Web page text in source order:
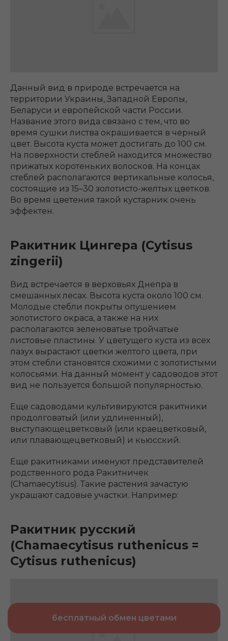
Данный вид в природе встречается на
территории Украины, Западной Европы,
Беларуси и европейской части России.
Название этого вида связано с тем, что во
время сушки листва окрашивается в черный
цвет. Высота куста может достигать до 100 см.
На поверхности стеблей находится множество
прижатых коротеньких волосков. На концах
стеблей располагаются вертикальные колосья,
состоящие из 15–30 золотисто-желтых цветков.
Во время цветения такой кустарник очень
эффектен.
Ракитник Цингера (Cytisus
zingerii)
Вид встречается в верховьях Днепра в
смешанных лесах. Высота куста около 100 см.
Молодые стебли покрыты опушением
золотистого окраса, а также на них
располагаются зеленоватые тройчатые
листовые пластины. У цветущего куста из всех
пазух вырастают цветки желтого цвета, при
этом стебли становятся схожими с золотистыми
колосьями. На данный момент у садоводов этот
вид не пользуется большой популярностью.
Еще садоводами культивируются ракитники
продолговатый (или удлиненный),
выступающецветковый (или краецветковый,
или плавающецветковый) и кьюсский.
Еще ракитниками именуют представителей
родственного рода Ракитничек
(Chamaecytisus). Такие растения зачастую
украшают садовые участки. Например:
Ракитник русский
(Chamaecytisus ruthenicus =
Cytisus ruthenicus)
бесплатный обмен цветами